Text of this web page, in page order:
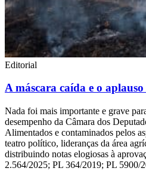
Editorial
A máscara caída e o
Nada foi mais importante e grave
desempenho da Câmara dos
Alimentados e contaminados pelos
teatro político, lideranças da área
distribuindo notas elogiosas à
2.564/2025; PL 364/2019; PL